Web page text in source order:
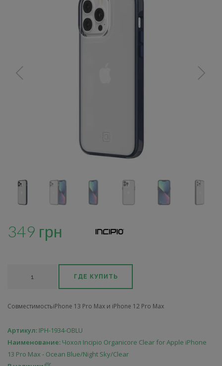
349 грн
ГДЕ КУПИТЬ
СовместимостьiPhone 13 Pro Max и iPhone 12 Pro Max
Артикул: IPH-1934-OBLU
Наименование: Чохол Incipio Organicore Clear for Apple iPhone
13 Pro Max - Ocean Blue/Night Sky/Clear